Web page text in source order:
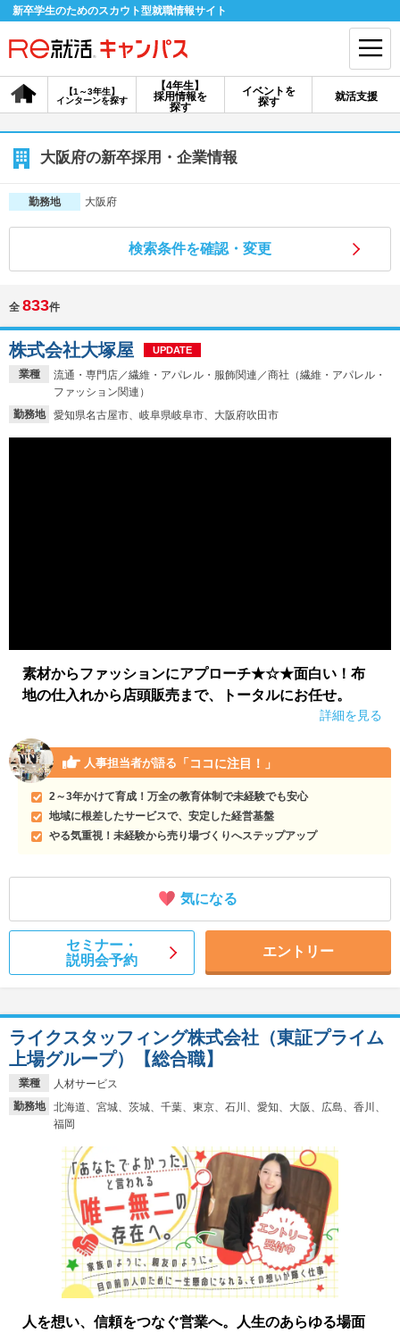
新卒学生のためのスカウト型就職情報サイト
【4年生】
採用情報を
探す
【1～3年生】
インターンを探す
イベントを
探す
就活支援
会員登録 ログイン
会員ID・パスワードを忘れた方はこちら
探す
【4年生】
【1～3年生】
イベントを探す スカウト お知らせ
就活ノウハウ・サポート
大阪府の新卒採用・企業情報
勤務地 大阪府
検索条件を確認・変更
全 833件
業種
流通・専門店／繊維・アパレル・服飾関連／商社（繊維・アパレル・
ファッション関連）
勤務地
愛知県名古屋市、岐阜県岐阜市、大阪府吹田市
株式会社大塚屋 UPDATE
素材からファッションにアプローチ★☆★面白い！布
地の仕入れから店頭販売まで、トータルにお任せ。
詳細を見る
人事担当者が語る 「ココに注目！」
2～3年かけて育成！万全の教育体制で未経験でも安心
地域に根差したサービスで、安定した経営基盤
やる気重視！未経験から売り場づくりへステップアップ
気になる
セミナー・
説明会予約
エントリー
業種
人材サービス
勤務地
北海道、宮城、茨城、千葉、東京、石川、愛知、大阪、広島、香川、
福岡
ライクスタッフィング株式会社（東証プライム
上場グループ）【総合職】
人を想い、信頼をつなぐ営業へ。人生のあらゆる場面